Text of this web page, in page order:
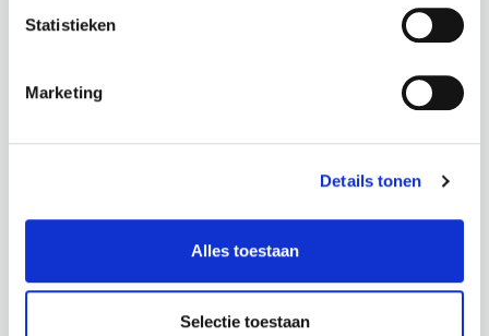
Statistieken
Marketing
Details tonen
Alles toestaan
Selectie toestaan
PLANTEN